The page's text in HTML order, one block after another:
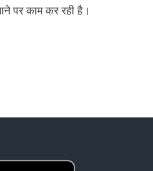
पर काम कर रही है।